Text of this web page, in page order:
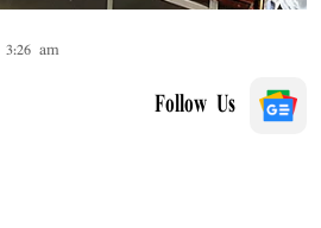
am
Follow Us